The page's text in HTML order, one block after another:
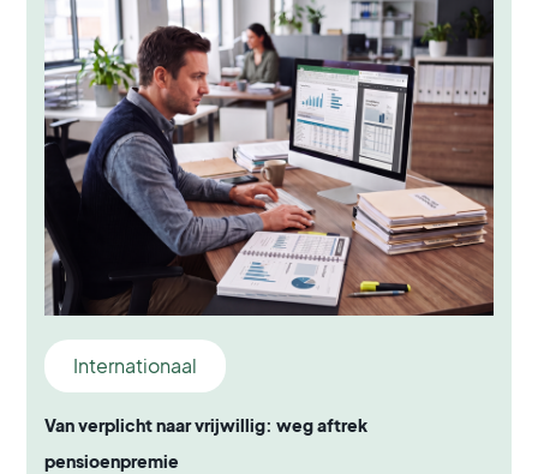
Internationaal
Van verplicht naar vrijwillig: weg aftrek
pensioenpremie